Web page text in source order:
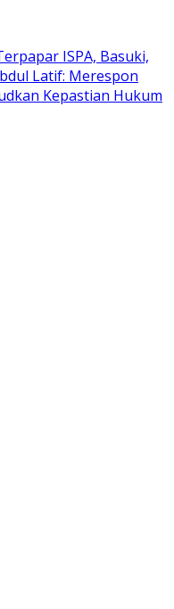
ISPA, Basuki,
Latif: Merespon
Kepastian Hukum